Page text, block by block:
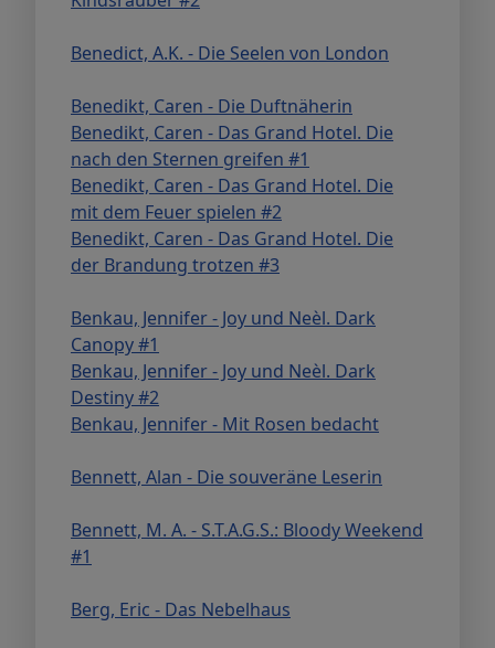
Benedict, A.K. - Die Seelen von London
Benedikt, Caren - Die Duftnäherin
Benedikt, Caren - Das Grand Hotel. Die
nach den Sternen greifen #1
Benedikt, Caren - Das Grand Hotel. Die
mit dem Feuer spielen #2
Benedikt, Caren - Das Grand Hotel. Die
der Brandung trotzen #3
Benkau, Jennifer - Joy und Neèl. Dark
Canopy #1
Benkau, Jennifer - Joy und Neèl. Dark
Destiny #2
Benkau, Jennifer - Mit Rosen bedacht
Bennett, Alan - Die souveräne Leserin
Bennett, M. A. - S.T.A.G.S.: Bloody Weekend
#1
Berg, Eric - Das Nebelhaus